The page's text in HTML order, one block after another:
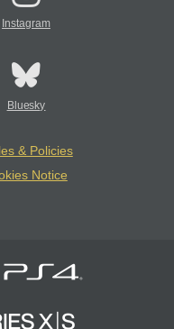
Instagram
Bluesky
& Policies
Notice